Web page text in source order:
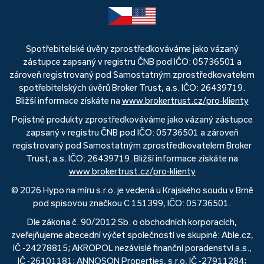
Spotřebitelské úvěry zprostředkováváme jako vázaný
zástupce zapsaný v registru ČNB pod IČO: 05736501 a
zároveň registrovaný pod Samostatným zprostředkovatelem
spotřebitelských úvěrů Broker Trust, a.s. IČO: 26439719.
Bližší informace získáte na www.brokertrust.cz/pro-klienty
Pojistné produkty zprostředkováváme jako vázaný zástupce
zapsaný v registru ČNB pod IČO: 05736501 a zároveň
registrovaný pod Samostatným zprostředkovatelem Broker
Trust, a.s. IČO: 26439719. Bližší informace získáte na
www.brokertrust.cz/pro-klienty
© 2026 Hypo na míru s.r.o. je vedená u Krajského soudu v Brně
pod spisovou značkou C 151399, IČO: 05736501.
Dle zákona č. 90/2012 Sb. o obchodních korporacích,
zveřejňujeme abecední výčet společností ve skupině: Able.cz,
IČ -24278815; AKROPOL nezávislé finanční poradenství a.s.,
IČ -26101181; ANNOSON Properties, s.r.o, IČ -27911284;